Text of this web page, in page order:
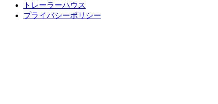
トレーラーハウス
プライバシーポリシー